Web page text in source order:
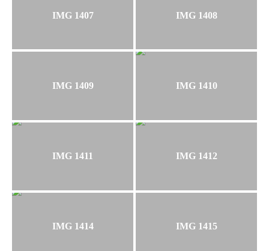
IMG 1407 IMG 1408
IMG 1409 IMG 1410
IMG 1411 IMG 1412
IMG 1414 IMG 1415